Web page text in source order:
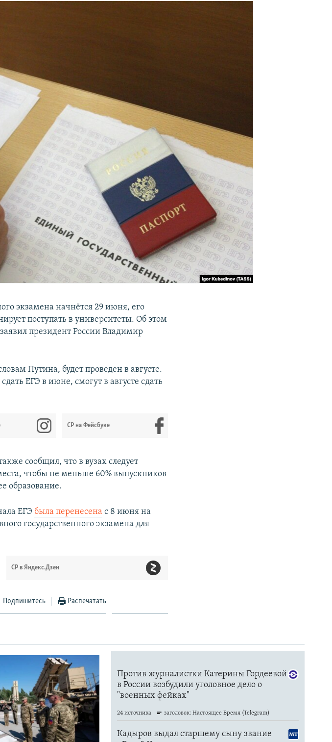
экзамена начнётся 29 июня, его
поступать в университеты. Об этом
президент России Владимир
Путина, будет проведен в августе.
ЕГЭ в июне, смогут в августе сдать
СР на Фейсбуке
сообщил, что в вузах следует
чтобы не меньше 60% выпускников
образование.
ЕГЭ была перенесена с 8 июня на
государственного экзамена для
СР в Яндекс.Дзен
Подпишитесь Распечатать